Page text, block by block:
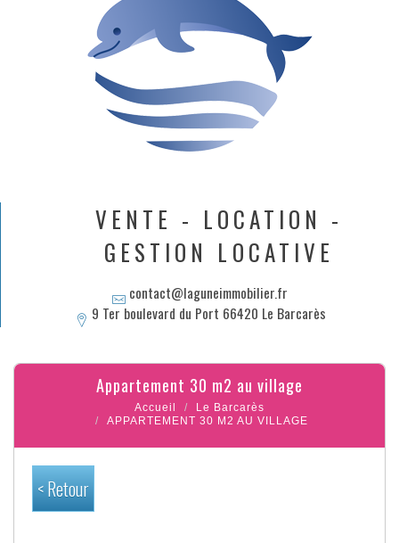
VENTE - LOCATION -
GESTION LOCATIVE
contact@laguneimmobilier.fr
9 Ter boulevard du Port 66420 Le Barcarès
appartement 30 m2 au village
Accueil
Le Barcarès
APPARTEMENT 30 M2 AU VILLAGE
< Retour